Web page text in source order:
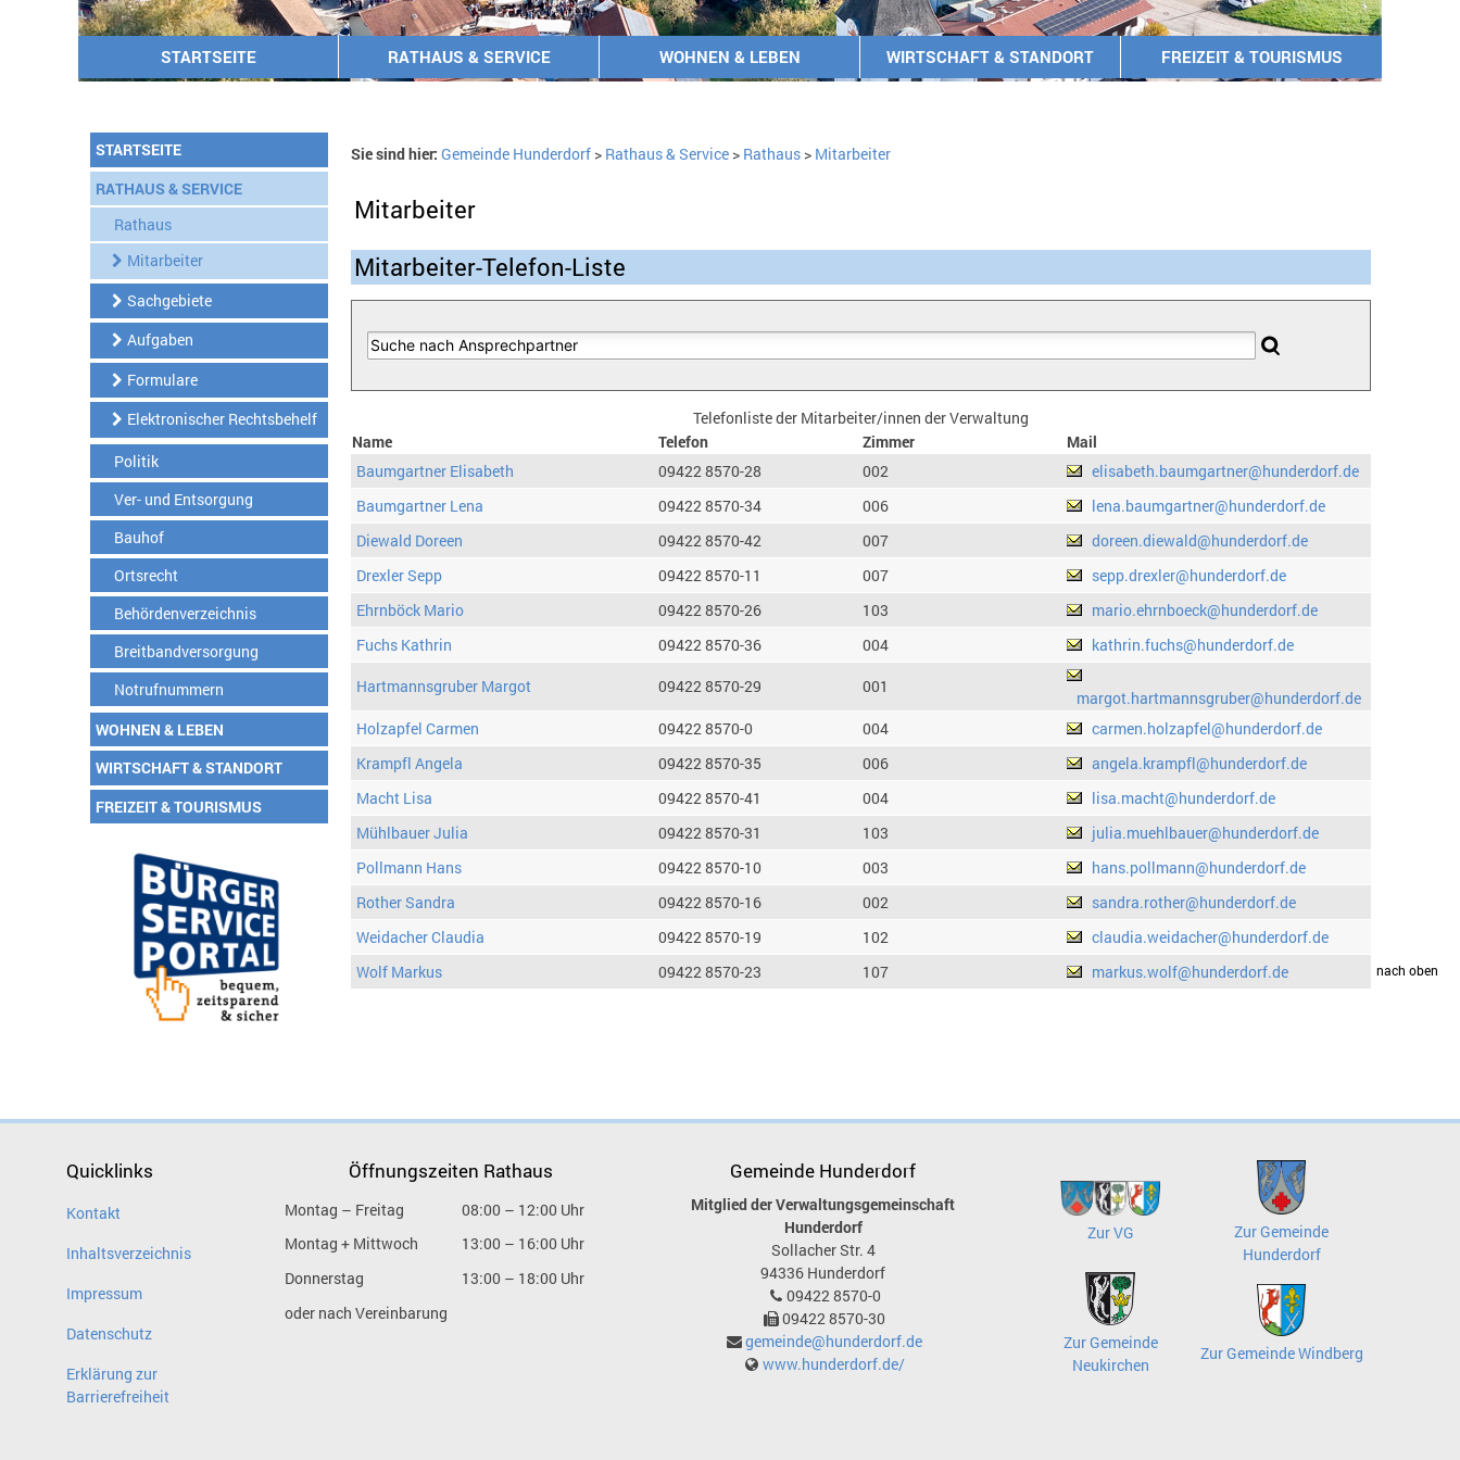
STARTSEITE RATHAUS & SERVICE WOHNEN & LEBEN WIRTSCHAFT & STANDORT FREIZEIT & TOURISMUS
STARTSEITE
RATHAUS & SERVICE
Rathaus
Mitarbeiter
Sachgebiete
Aufgaben
Formulare
Elektronischer Rechtsbehelf
Politik
Ver- und Entsorgung
Bauhof
Ortsrecht
Behördenverzeichnis
Breitbandversorgung
Notrufnummern
WOHNEN & LEBEN
WIRTSCHAFT & STANDORT
FREIZEIT & TOURISMUS
Sie sind hier: Gemeinde Hunderdorf> Rathaus & Service> Rathaus> Mitarbeiter
Mitarbeiter
Mitarbeiter-Telefon-Liste
Telefonliste der Mitarbeiter/innen der Verwaltung
Name
Telefon Zimmer
Mail
Baumgartner Elisabeth
09422 8570-28 002
elisabeth.baumgartner@hunderdorf.de
Baumgartner Lena
09422 8570-34 006
lena.baumgartner@hunderdorf.de
Diewald Doreen
09422 8570-42 007
doreen.diewald@hunderdorf.de
Drexler Sepp
09422 8570-11 007
sepp.drexler@hunderdorf.de
Ehrnböck Mario
09422 8570-26 103
mario.ehrnboeck@hunderdorf.de
Fuchs Kathrin
09422 8570-36 004
kathrin.fuchs@hunderdorf.de
Hartmannsgruber Margot
09422 8570-29 001
margot.hartmannsgruber@hunderdorf.de
Holzapfel Carmen
09422 8570-0 004
carmen.holzapfel@hunderdorf.de
Krampfl Angela
09422 8570-35 006
angela.krampfl@hunderdorf.de
Macht Lisa
09422 8570-41 004
lisa.macht@hunderdorf.de
Mühlbauer Julia
09422 8570-31 103
julia.muehlbauer@hunderdorf.de
Pollmann Hans
09422 8570-10 003
hans.pollmann@hunderdorf.de
Rother Sandra
09422 8570-16 002
sandra.rother@hunderdorf.de
Weidacher Claudia
09422 8570-19 102
claudia.weidacher@hunderdorf.de
Wolf Markus
09422 8570-23 107 markus.wolf@hunderdorf.dedrucken nach oben
Quicklinks
Kontakt
Inhaltsverzeichnis
Impressum
Datenschutz
Erklärung zur
Barrierefreiheit
Öffnungszeiten Rathaus
Montag – Freitag
08:00 – 12:00 Uhr
Montag + Mittwoch
13:00 – 16:00 Uhr
Donnerstag
13:00 – 18:00 Uhr
oder nach Vereinbarung
Gemeinde Hunderdorf
Mitglied der Verwaltungsgemeinschaft
Hunderdorf
Sollacher Str. 4
94336 Hunderdorf
09422 8570-0
09422 8570-30
gemeinde@hunderdorf.de
www.hunderdorf.de/
Zur VG
Zur Gemeinde
Hunderdorf
Zur Gemeinde
Neukirchen
Zur Gemeinde Windberg